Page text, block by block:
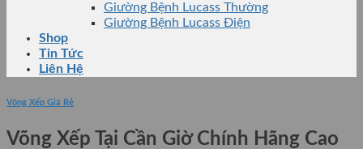
Giường Bệnh Lucass Thường
Giường Bệnh Lucass Điện
Shop
Tin Tức
Liên Hệ
Võng Xếp Giá Rẻ
Võng Xếp Tại Cần Giờ Chính Hãng Cao